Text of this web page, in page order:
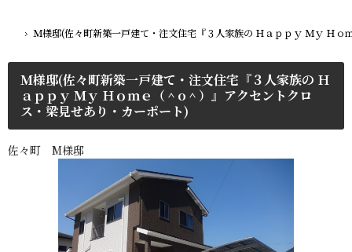
ホーム
Ｍ様邸(佐々町新築一戸建て・注文住宅『３人家族の Ｈａｐｐｙ Ｍｙ Ｈ
Ｍ様邸(佐々町新築一戸建て・注文住宅『３人家族の Ｈ
ａｐｐｙ Ｍｙ Ｈｏｍｅ（＾o＾）』アクセントクロ
ス・梁見せあり・カーポート)
佐々町 M様邸